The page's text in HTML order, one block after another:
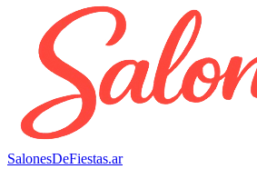
SalonesDeFiestas.ar